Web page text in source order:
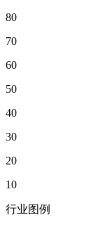
80
70
60
50
40
30
20
10
行业图例